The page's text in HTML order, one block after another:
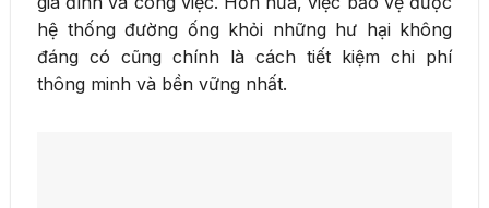
hệ thống đường ống khỏi những hư hại không
đáng có cũng chính là cách tiết kiệm chi phí
thông minh và bền vững nhất.